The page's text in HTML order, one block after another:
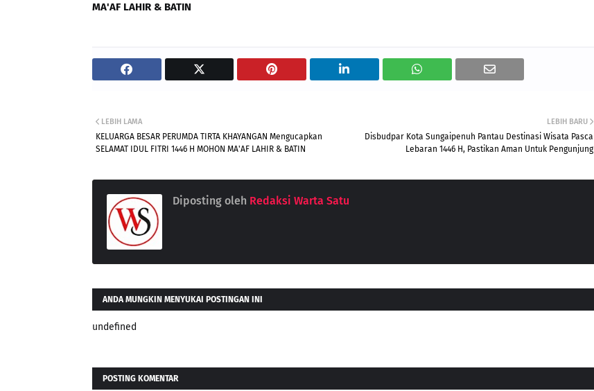
MA'AF LAHIR & BATIN
LEBIH BARU
Disbudpar Kota Sungaipenuh Pantau Destinasi Wisata Pasca
Lebaran 1446 H, Pastikan Aman Untuk Pengunjung
LEBIH LAMA
KELUARGA BESAR PERUMDA TIRTA KHAYANGAN Mengucapkan
SELAMAT IDUL FITRI 1446 H MOHON MA'AF LAHIR & BATIN
Diposting oleh Redaksi Warta Satu
ANDA MUNGKIN MENYUKAI POSTINGAN INI
undefined
POSTING KOMENTAR